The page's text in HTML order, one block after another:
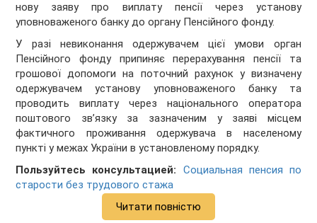
нову заяву про виплату пенсії через установу
уповноваженого банку до органу Пенсійного фонду.
У разі невиконання одержувачем цієї умови орган
Пенсійного фонду припиняє перерахування пенсії та
грошової допомоги на поточний рахунок у визначену
одержувачем установу уповноваженого банку та
проводить виплату через національного оператора
поштового зв’язку за зазначеним у заяві місцем
фактичного проживання одержувача в населеному
пункті у межах України в установленому порядку.
Пользуйтесь консультацией:
Социальная пенсия по
старости без трудового стажа
Читати повністю